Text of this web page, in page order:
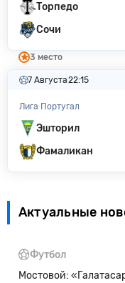
Торпедо
Сочи
3 место
7 Августа22:15
Лига Португал
Эшторил
Фамаликан
Актуальные
Футбол
Мостовой: